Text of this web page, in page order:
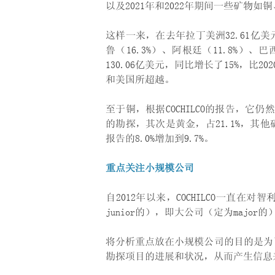
以及2021年和2022年期间一些矿物如
这样一来，在去年拉丁美洲32.61亿美
鲁（16.3%）、阿根廷（11.8%）、
130.06亿美元，同比增长了15%，比
和美国所超越。
至于铜，根据COCHILCO的报告，它
的勘探，其次是黄金，占21.1%，其
报告的8.0%增加到9.7%。
重点关注小规模公司
自2012年以来，COCHILCO一直在对
junior的），即大公司（定为major的
将分析重点放在小规模公司的目的是
勘探项目的进展和状况，从而产生信